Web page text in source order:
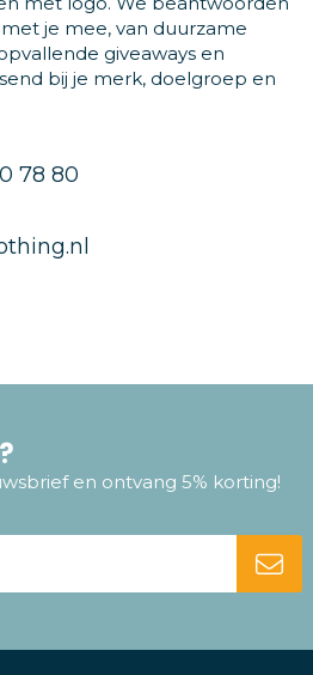
je mee, van duurzame
giveaways en
bij je merk, doelgroep en
78 80
en ontvang 5% korting!